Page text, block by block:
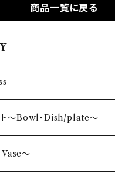
商品一覧に戻る
〜
ト〜Bowl・Dish/plate〜
〜